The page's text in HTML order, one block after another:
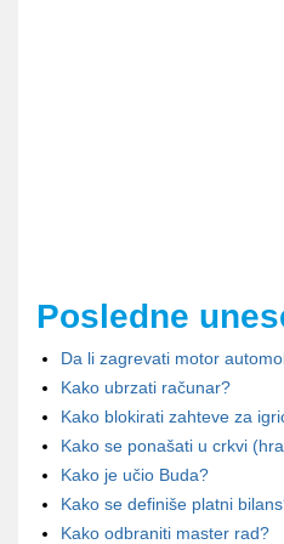
Posledne
Da li zagrevati motor
Kako ubrzati računar?
Kako blokirati zahteve za
Kako se ponašati u crkvi
Kako je učio Buda?
Kako se definiše platni
Kako odbraniti master rad?